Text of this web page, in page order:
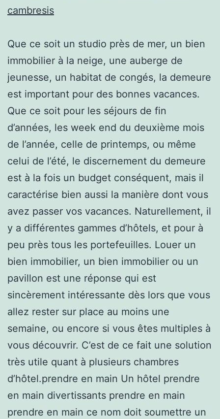
cambresis
Que ce soit un studio près de mer, un bien
immobilier à la neige, une auberge de
jeunesse, un habitat de congés, la demeure
est important pour des bonnes vacances.
Que ce soit pour les séjours de fin
d’années, les week end du deuxième mois
de l’année, celle de printemps, ou même
celui de l’été, le discernement du demeure
est à la fois un budget conséquent, mais il
caractérise bien aussi la manière dont vous
avez passer vos vacances. Naturellement, il
y a différentes gammes d’hôtels, et pour à
peu près tous les portefeuilles. Louer un
bien immobilier, un bien immobilier ou un
pavillon est une réponse qui est
sincèrement intéressante dès lors que vous
allez rester sur place au moins une
semaine, ou encore si vous êtes multiples à
vous découvrir. C’est de ce fait une solution
très utile quant à plusieurs chambres
d’hôtel.prendre en main Un hôtel prendre
en main divertissants prendre en main
prendre en main ce nom doit soumettre un